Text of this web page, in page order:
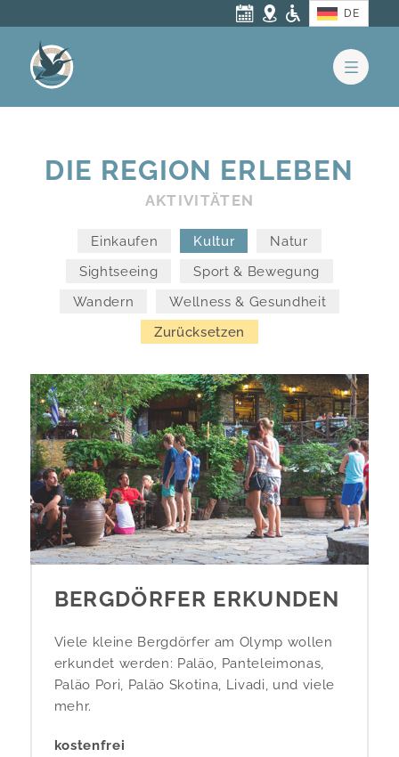
Buchungsformular
AnfahrtSprache
DE
DIE REGION ERLEBEN
AKTIVITÄTEN
Einkaufen Kultur
Natur
Sightseeing
Sport & Bewegung
Wandern
Wellness & Gesundheit
Zurücksetzen
BERGDÖRFER ERKUNDEN
Viele kleine Bergdörfer am Olymp wollen
erkundet werden: Paläo, Panteleimonas,
Paläo Pori, Paläo Skotina, Livadi, und viele
mehr.
kostenfrei